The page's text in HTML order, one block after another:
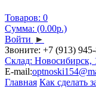
Товаров: 0
Сумма: (0.00р.)
Войти ►
Звоните: +7 (913) 945-
Склад: Новосибирск,
E-mail:
Главная Как сделать